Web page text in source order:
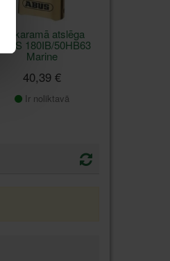
Piekaramā atslēga
ABUS 180IB/50HB63
Marine
40,39 €
Ir noliktavā